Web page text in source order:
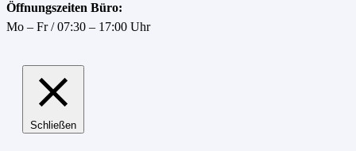
Öffnungszeiten Büro:
Mo – Fr / 07:30 – 17:00 Uhr
Schließen